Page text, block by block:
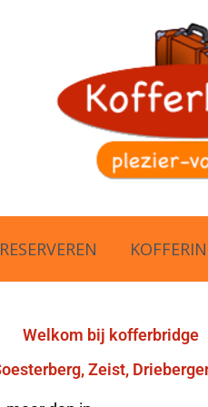
RESERVEREN
Welkom bij kofferbridge
Zeist,